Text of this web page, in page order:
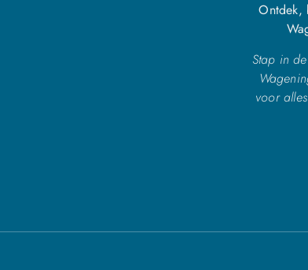
Ontdek,
Stap in
voor